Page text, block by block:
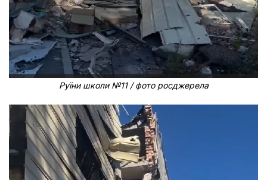
Руїни школи №11 / фото росджерела